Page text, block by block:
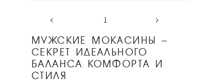
‹ 1 ›
МУЖСКИЕ МОКАСИНЫ –
СЕКРЕТ ИДЕАЛЬНОГО
БАЛАНСА КОМФОРТА И
СТИЛЯ